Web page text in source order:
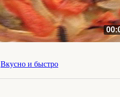
Вкусно и быстро